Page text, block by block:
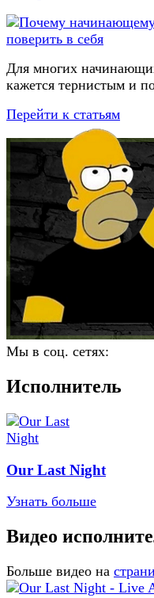
Для многих
кажется тернистым и
Перейти к статьям
Мы в соц. сетях:
Исполнитель
Our Last Night
Узнать больше
Видео
Больше видео на